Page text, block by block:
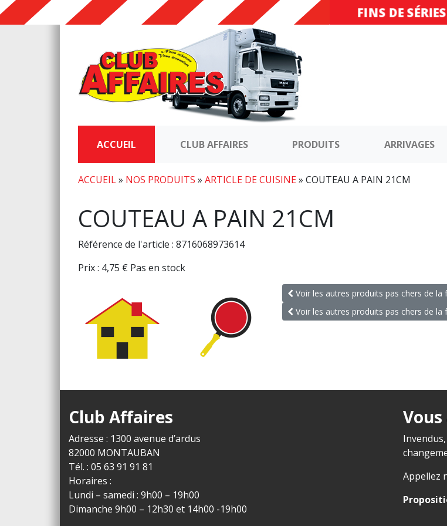
DESTOCKAGE
FINS DE SÉRIES
ACCUEIL CLUB AFFAIRES PRODUITS ARRIVAGES
ACCUEIL» NOS PRODUITS » ARTICLE DE CUISINE» COUTEAU A PAIN 21CM
COUTEAU A PAIN 21CM
Référence de l'article : 8716068973614
Prix : 4,75 € Pas en stock
Voir les autres produits pas chers de la
Voir les autres produits pas chers de la
Club Affaires
Adresse : 1300 avenue d’ardus
82000 MONTAUBAN
Tél. : 05 63 91 91 81
Horaires :
Lundi – samedi : 9h00 – 19h00
Dimanche 9h00 – 12h30 et 14h00 -19h00
Appellez